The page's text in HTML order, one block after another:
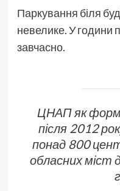
Паркування біля
невелике. У години
завчасно.
ЦНАП як
після 2012
понад 800
обласних міст